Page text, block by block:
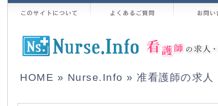
HOME » Nurse.Info » 准看護師の求人